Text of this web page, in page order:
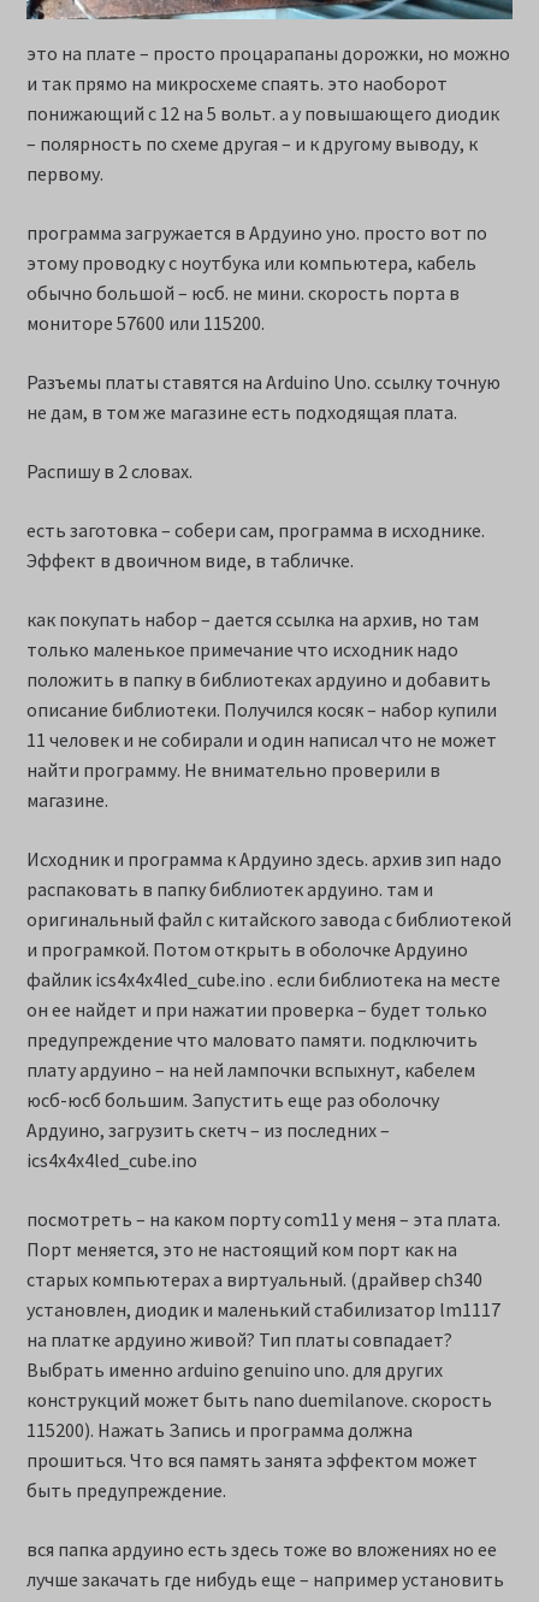
это на плате – просто процарапаны дорожки, но можно
и так прямо на микросхеме спаять. это наоборот
понижающий с 12 на 5 вольт. а у повышающего диодик
– полярность по схеме другая – и к другому выводу, к
первому.
программа загружается в Ардуино уно. просто вот по
этому проводку с ноутбука или компьютера, кабель
обычно большой – юсб. не мини. скорость порта в
мониторе 57600 или 115200.
Разъемы платы ставятся на Arduino Uno. ссылку точную
не дам, в том же магазине есть подходящая плата.
Распишу в 2 словах.
есть заготовка – собери сам, программа в исходнике.
Эффект в двоичном виде, в табличке.
как покупать набор – дается ссылка на архив, но там
только маленькое примечание что исходник надо
положить в папку в библиотеках ардуино и добавить
описание библиотеки. Получился косяк – набор купили
11 человек и не собирали и один написал что не может
найти программу. Не внимательно проверили в
магазине.
Исходник и программа к Ардуино здесь. архив зип надо
распаковать в папку библиотек ардуино. там и
оригинальный файл с китайского завода с библиотекой
и програмкой. Потом открыть в оболочке Ардуино
файлик ics4x4x4led_cube.ino . если библиотека на месте
он ее найдет и при нажатии проверка – будет только
предупреждение что маловато памяти. подключить
плату ардуино – на ней лампочки вспыхнут, кабелем
юсб-юсб большим. Запустить еще раз оболочку
Ардуино, загрузить скетч – из последних –
ics4x4x4led_cube.ino
посмотреть – на каком порту com11 у меня – эта плата.
Порт меняется, это не настоящий ком порт как на
старых компьютерах а виртуальный. (драйвер ch340
установлен, диодик и маленький стабилизатор lm1117
на платке ардуино живой? Тип платы совпадает?
Выбрать именно arduino genuino uno. для других
конструкций может быть nano duemilanove. скорость
115200). Нажать Запись и программа должна
прошиться. Что вся память занята эффектом может
быть предупреждение.
вся папка ардуино есть здесь тоже во вложениях но ее
лучше закачать где нибудь еще – например установить